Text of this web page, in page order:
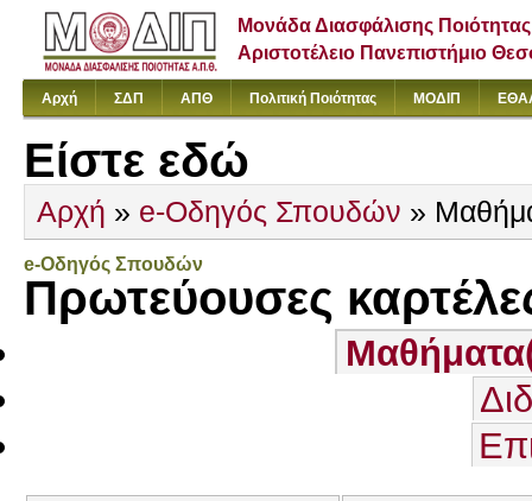
Μονάδα Διασφάλισης Ποιότητας
Αριστοτέλειο Πανεπιστήμιο
Αρχή ΣΔΠ ΑΠΘ Πολιτική Ποιότητας ΜΟΔΙΠ
Είστε εδώ
Αρχή » e-Οδηγός Σπουδών »
e-Οδηγός Σπουδών
Πρωτεύουσες
Μαθήματα